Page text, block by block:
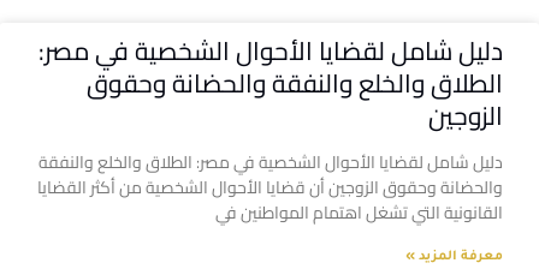
دليل شامل لقضايا الأحوال الشخصية في مصر:
الطلاق والخلع والنفقة والحضانة وحقوق
الزوجين
دليل شامل لقضايا الأحوال الشخصية في مصر: الطلاق والخلع والنفقة
والحضانة وحقوق الزوجين أن قضايا الأحوال الشخصية من أكثر القضايا
القانونية التي تشغل اهتمام المواطنين في
معرفة المزيد »